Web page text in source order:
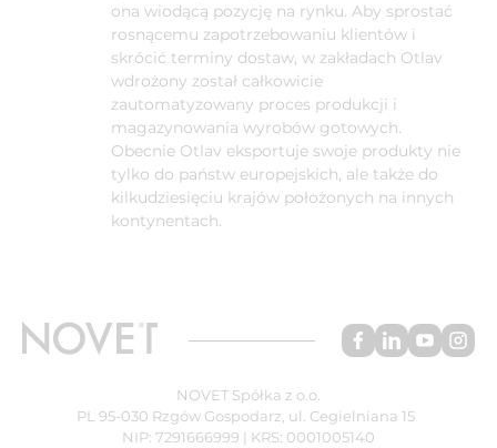
ona wiodącą pozycję na rynku. Aby sprostać
rosnącemu zapotrzebowaniu klientów i
skrócić terminy dostaw, w zakładach Otlav
wdrożony został całkowicie
zautomatyzowany proces produkcji i
magazynowania wyrobów gotowych.
Obecnie Otlav eksportuje swoje produkty nie
tylko do państw europejskich, ale także do
kilkudziesięciu krajów położonych na innych
kontynentach.
NOVET Spółka z o.o.
PL 95-030 Rzgów Gospodarz, ul. Cegielniana 15
NIP: 7291666999 | KRS: 0001005140